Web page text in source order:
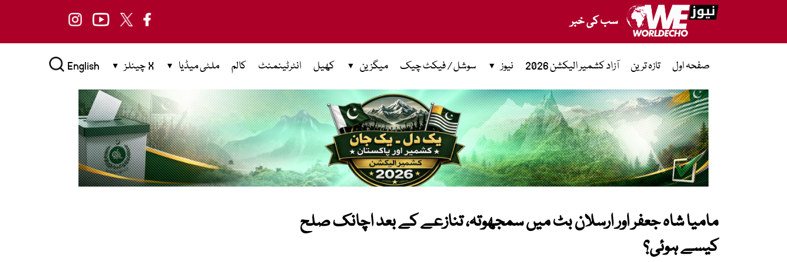
سب کی خبر
صفحہ اول تازہ ترین آزاد کشمیر الیکشن 2026 نیوز سوشل / فیکٹ چیک میگزین کھیل انٹرٹینمنٹ کالم ملٹی میڈیا X چینلز English
مامیا شاہ جعفر اور ارسلان بٹ میں سمجھوتہ، تنازعے کے بعد اچانک صلح
کیسے ہوئی؟